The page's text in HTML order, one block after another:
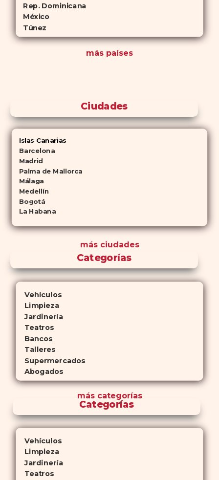
Rep. Dominicana
México
Túnez
más países
Ciudades
Islas Canarias
Barcelona
Madrid
Palma de Mallorca
Málaga
Medellín
Bogotá
La Habana
más ciudades
Categorías
Vehículos
Limpieza
Jardinería
Teatros
Bancos
Talleres
Supermercados
Abogados
máscategorías
Categorías
Vehículos
Limpieza
Jardinería
Teatros